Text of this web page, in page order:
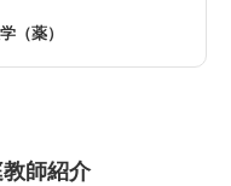
三芳町
（薬）
師紹介